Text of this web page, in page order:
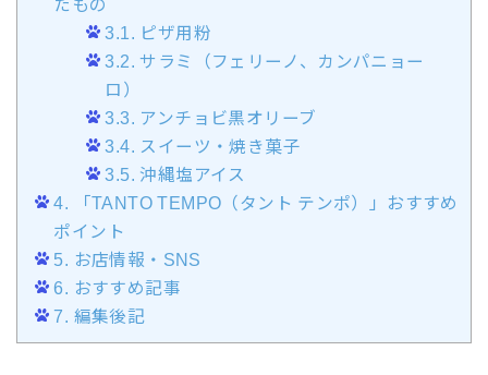
たもの
3.1. ピザ用粉
3.2. サラミ（フェリーノ、カンパニョー
ロ）
3.3. アンチョビ黒オリーブ
3.4. スイーツ・焼き菓子
3.5. 沖縄塩アイス
4. 「TANTO TEMPO（タント テンポ）」おすすめ
ポイント
5. お店情報・SNS
6. おすすめ記事
7. 編集後記